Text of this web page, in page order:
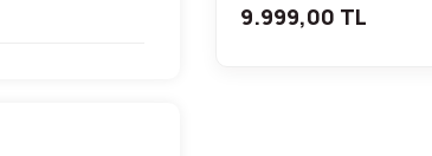
9.999,00 TL